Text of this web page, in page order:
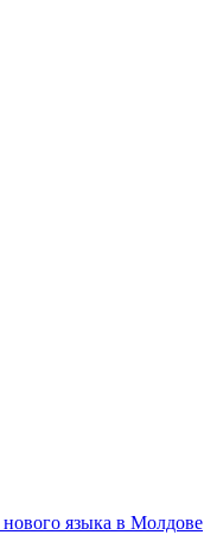
языка в Молдове